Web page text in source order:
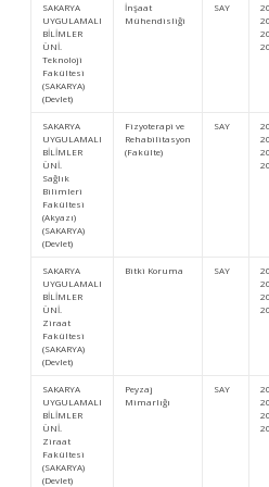
SAKARYA
UYGULAMALI
BİLİMLER
ÜNİ.
Teknoloji
Fakültesi
(SAKARYA)
(Devlet)
İnşaat
Mühendisliği
SAY
SAKARYA
UYGULAMALI
BİLİMLER
ÜNİ.
Sağlık
Bilimleri
Fakültesi
(Akyazı)
(SAKARYA)
(Devlet)
Fizyoterapi ve
Rehabilitasyon
(Fakülte)
SAY
SAKARYA
UYGULAMALI
BİLİMLER
ÜNİ.
Ziraat
Fakültesi
(SAKARYA)
(Devlet)
Bitki Koruma SAY
SAKARYA
UYGULAMALI
BİLİMLER
ÜNİ.
Ziraat
Fakültesi
(SAKARYA)
(Devlet)
Peyzaj
Mimarlığı
SAY